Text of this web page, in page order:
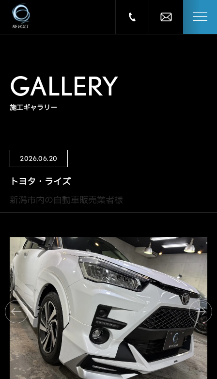
GALLERY
施工ギャラリー
2026.06.20
トヨタ・ライズ
新潟市内の自動車販売業者様